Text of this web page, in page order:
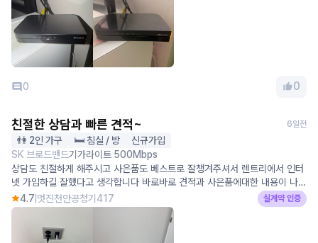
0 0
친절한 상담과 빠른 견적~ 6일전
👫 2인 가구 🛏️ 침실 / 방
신규가입
SK 브로드밴드기가라이트 500Mbps
상담도 친절하게 해주시고 사은품도 베스트로 잘챙겨주셔서 렌트리에서 인터
넷 가입하길 잘했다고 생각합니다 바로바로 견적과 사은품에대한 내용이 나오
다보니 타사보다 접근하기편했고 사용자 입장으로 너무 편리하다고 느꼇습니
다 다른분들도 걱정없이 이용하셨으면 좋겠습니다~
4.7 멋진천안공청기417 실계약 인증